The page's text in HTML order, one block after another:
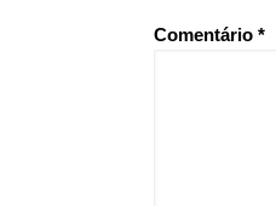
Comentário *